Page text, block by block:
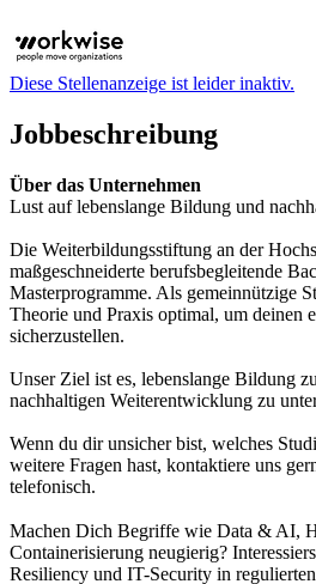
Diese Stellenanzeige ist leider inaktiv.
Jobbeschreibung
Über das Unternehmen
Lust auf lebenslange Bildung und
Die Weiterbildungsstiftung an der
maßgeschneiderte berufsbegleitende
Masterprogramme. Als gemeinnützige
Theorie und Praxis optimal, um deinen
sicherzustellen.
Unser Ziel ist es, lebenslange Bildung
nachhaltigen Weiterentwicklung zu
Wenn du dir unsicher bist, welches
weitere Fragen hast, kontaktiere uns
telefonisch.
Machen Dich Begriffe wie Data & AI,
Containerisierung neugierig?
Resiliency und IT-Security in